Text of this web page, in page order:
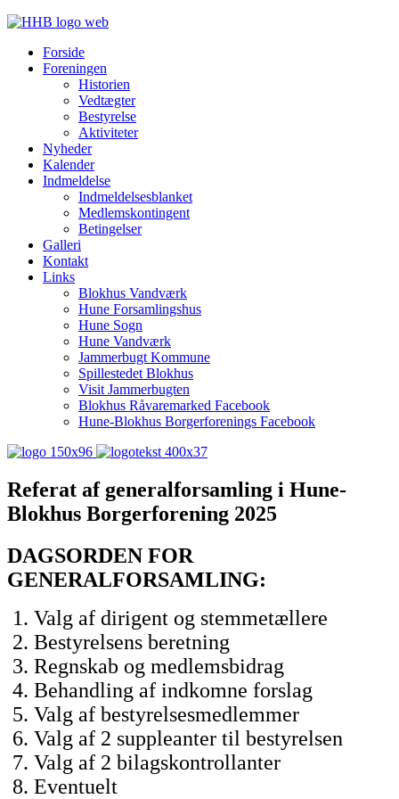
Forside
Foreningen
Historien
Vedtægter
Bestyrelse
Aktiviteter
Nyheder
Kalender
Indmeldelse
Indmeldelsesblanket
Medlemskontingent
Betingelser
Galleri
Kontakt
Links
Blokhus Vandværk
Hune Forsamlingshus
Hune Sogn
Hune Vandværk
Jammerbugt Kommune
Spillestedet Blokhus
Visit Jammerbugten
Blokhus Råvaremarked Facebook
Hune-Blokhus Borgerforenings Facebook
Referat af generalforsamling i Hune-
Blokhus Borgerforening 2025
DAGSORDEN FOR
GENERALFORSAMLING:
1. Valg af dirigent og stemmetællere
2. Bestyrelsens beretning
3. Regnskab og medlemsbidrag
4. Behandling af indkomne forslag
5. Valg af bestyrelsesmedlemmer
6. Valg af 2 suppleanter til bestyrelsen
7. Valg af 2 bilagskontrollanter
8. Eventuelt